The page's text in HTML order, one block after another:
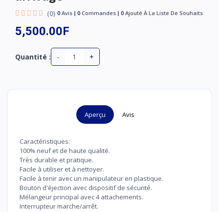
(0) 0 Avis 0 Commandes 0 Ajouté À La Liste De Souhaits
5,500.00F
Quantité : - +
Aperçu Avis
Caractéristiques:
100% neuf et de haute qualité.
Très durable et pratique.
Facile à utiliser et à nettoyer.
Facile à tenir avec un manipulateur en plastique.
Bouton d'éjection avec dispositif de sécurité.
Mélangeur principal avec 4 attachements.
Interrupteur marche/arrêt.